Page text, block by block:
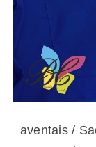
aventais /